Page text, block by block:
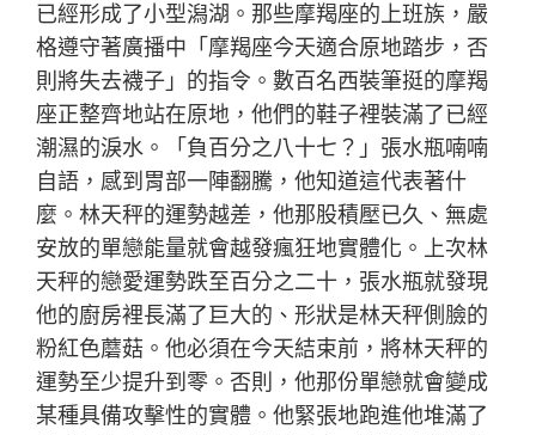
已經形成了小型潟湖。那些摩羯座的上班族，嚴
格遵守著廣播中「摩羯座今天適合原地踏步，否
則將失去襪子」的指令。數百名西裝筆挺的摩羯
座正整齊地站在原地，他們的鞋子裡裝滿了已經
潮濕的淚水。「負百分之八十七？」張水瓶喃喃
自語，感到胃部一陣翻騰，他知道這代表著什
麼。林天秤的運勢越差，他那股積壓已久、無處
安放的單戀能量就會越發瘋狂地實體化。上次林
天秤的戀愛運勢跌至百分之二十，張水瓶就發現
他的廚房裡長滿了巨大的、形狀是林天秤側臉的
粉紅色蘑菇。他必須在今天結束前，將林天秤的
運勢至少提升到零。否則，他那份單戀就會變成
某種具備攻擊性的實體。他緊張地跑進他堆滿了